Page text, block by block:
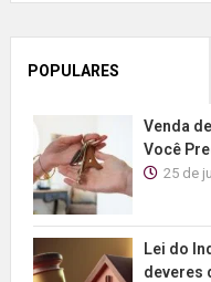
POPULARES
Venda
Você
25 de
Lei do
deveres